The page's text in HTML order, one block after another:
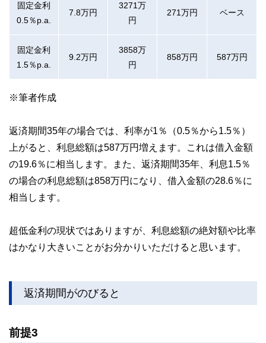
固定金利
0.5％p.a.
7.8万円
3271万
円
271万円 ベース
固定金利
1.5％p.a.
9.2万円
3858万
円
858万円 587万円
※筆者作成
返済期間35年の場合では、利率が1％（0.5％から1.5％）
上がると、利息総額は587万円増えます。これは借入金額
の19.6％に相当します。また、返済期間35年、利息1.5％
の場合の利息総額は858万円になり、借入金額の28.6％に
相当します。
超低金利の現状ではありますが、利息総額の絶対額や比率
はかなり大きいことがお分かりいただけると思います。
返済期間がのびると
前提3